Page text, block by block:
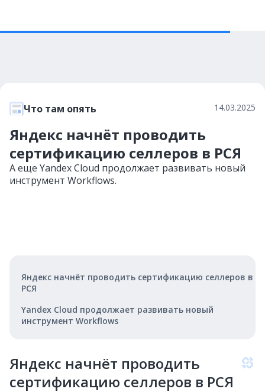
Что там опять 14.03.2025
Яндекс начнёт проводить
сертификацию селлеров в РСЯ
А еще Yandex Cloud продолжает развивать новый
инструмент Workflows.
Яндекс начнёт проводить сертификацию селлеров в
РСЯ
Yandex Cloud продолжает развивать новый
инструмент Workflows
Яндекс начнёт проводить
сертификацию селлеров в РСЯ